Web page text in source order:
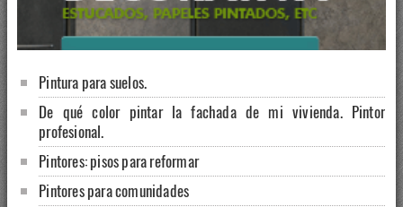
Pintura para suelos.
De qué color pintar la fachada de mi vivienda. Pintor
profesional.
Pintores: pisos para reformar
Pintores para comunidades